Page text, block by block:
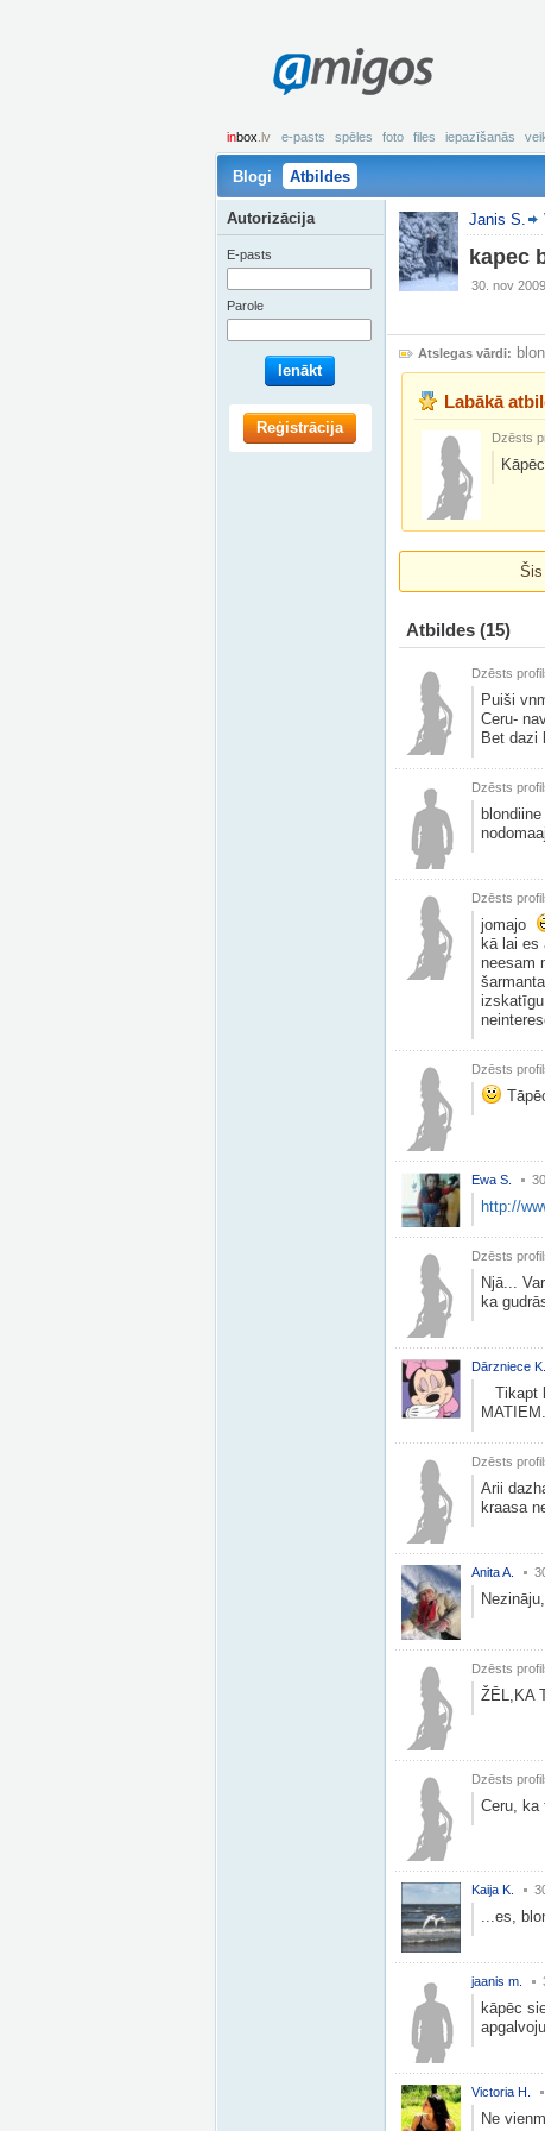
amigos
inbox .lv e-pasts spēles foto files iepazīšanās
Blogi Atbildes
Janis S.
kapec
30. nov
Atslegas vārdi:
Labākā
Dzēsts
Šis
Atbildes (15)
Dzēsts
Puiši
Ceru-
Bet dazi
Dzēsts
Dzēsts
jomajo
kā lai es
neesam
Dzēsts
Ewa S.
http://
Dzēsts
Njā...
ka
Dārzniece K.
Tikapt
Dzēsts
Arii
kraasa
Anita A.
Dzēsts
ŽĒL,KA
Dzēsts
Ceru, ka
Kaija K.
...es,
jaanis m.
kāpēc
Victoria H.
Ne
Autorizācija
E-pasts
Parole
Ienākt
Reģistrācija